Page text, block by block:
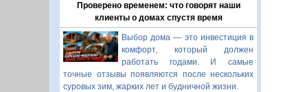
Проверено временем: что говорят наши
клиенты о домах спустя время
Выбор дома — это инвестиция в
комфорт, который должен
работать годами. И самые
точные отзывы появляются после нескольких
суровых зим, жарких лет и будничной жизни.